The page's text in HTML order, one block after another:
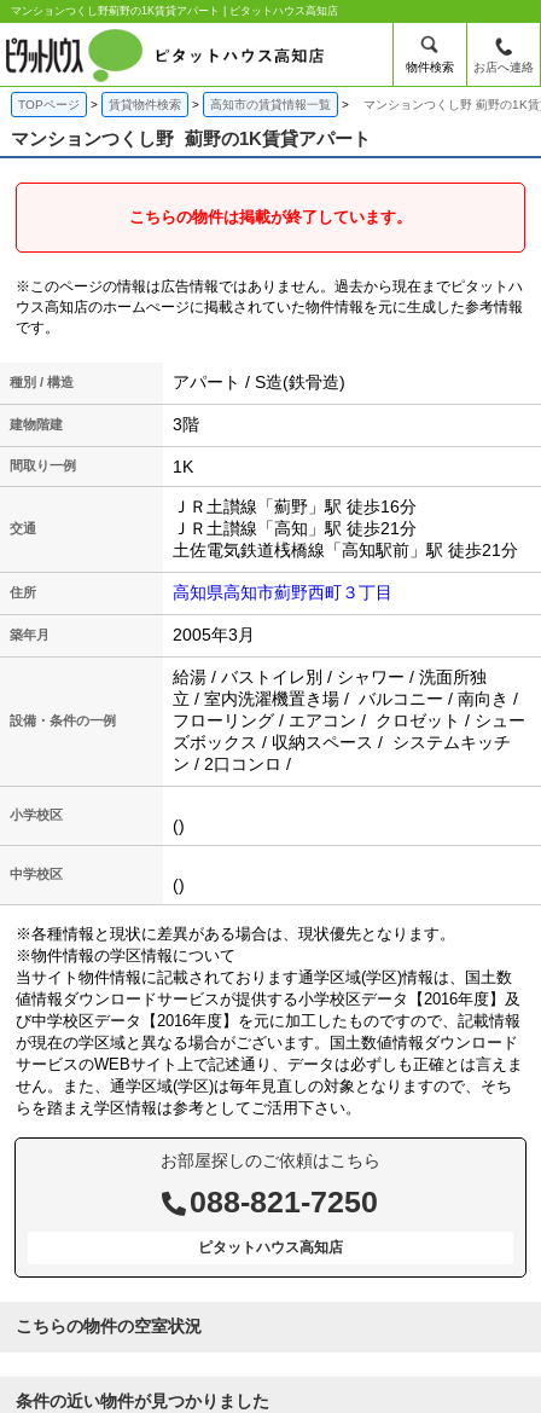
マンションつくし野薊野の1K賃貸アパート | ピタットハウス高知店
物件検索 お店へ連絡
TOPページ 賃貸物件検索 高知市の賃貸情報一覧 マンションつくし野 薊野の1K
マンションつくし野 薊野の1K賃貸アパート
こちらの物件は掲載が終了しています。
※このページの情報は広告情報ではありません。過去から現在までピタットハ
ウス高知店のホームぺージに掲載されていた物件情報を元に生成した参考情報
です。
種別 / 構造 アパート / S造(鉄骨造)
建物階建 3階
間取り一例 1K
交通
ＪＲ土讃線「薊野」駅 徒歩16分
ＪＲ土讃線「高知」駅 徒歩21分
土佐電気鉄道桟橋線「高知駅前」駅 徒歩21分
住所 高知県高知市薊野西町３丁目
築年月 2005年3月
設備・条件の一例
給湯 / バストイレ別 / シャワー / 洗面所独
立 / 室内洗濯機置き場 / バルコニー / 南向き /
フローリング / エアコン / クロゼット / シュー
ズボックス / 収納スペース / システムキッチ
ン / 2口コンロ /
小学校区
()
中学校区
()
※各種情報と現状に差異がある場合は、現状優先となります。
※物件情報の学区情報について
当サイト物件情報に記載されております通学区域(学区)情報は、国土数
値情報ダウンロードサービスが提供する小学校区データ【2016年度】及
び中学校区データ【2016年度】を元に加工したものですので、記載情報
が現在の学区域と異なる場合がございます。国土数値情報ダウンロード
サービスのWEBサイト上で記述通り、データは必ずしも正確とは言えま
せん。また、通学区域(学区)は毎年見直しの対象となりますので、そち
らを踏まえ学区情報は参考としてご活用下さい。
お部屋探しのご依頼はこちら
088-821-7250
ピタットハウス高知店
こちらの物件の空室状況
条件の近い物件が見つかりました